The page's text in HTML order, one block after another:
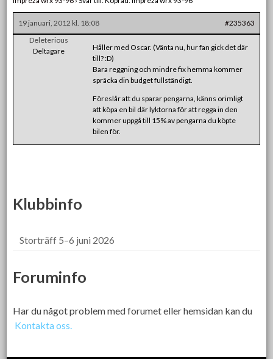
19 januari, 2012 kl. 18:08
#235363
Deleterious
Deltagare
Håller med Oscar. (Vänta nu, hur fan gick det där
till? :D)
Bara reggning och mindre fix hemma kommer
spräcka din budget fullständigt.
Föreslår att du sparar pengarna, känns orimligt
att köpa en bil där lyktorna för att regga in den
kommer uppgå till 15% av pengarna du köpte
bilen för.
Klubbinfo
Storträff 5–6 juni 2026
Foruminfo
Har du något problem med forumet eller hemsidan kan du
Kontakta oss.